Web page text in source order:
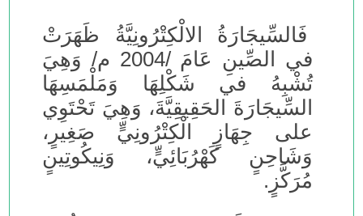
فَالسِّيجَارَةُ الالْكِتْرُونِيَّةُ ظَهَرَتْ
في الصِّينِ عَامَ /2004 م/ وَهِيَ
تُشْبِهُ في شَكْلِهَا وَمَلْمَسِهَا
السِّيجَارَةَ الحَقِيقِيَّةَ، وَهِيَ تَحْتَوِي
على جِهَازٍ الْكِتْرُونِيٍّ صَغِيرٍ،
وَشَاحِنٍ كَهْرُبَائِيٍّ، وَنِيكُوتِينٍ
مُرَكَّزٍ.